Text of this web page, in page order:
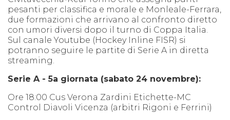
pesanti per classifica e morale e Monleale-Ferrara,
due formazioni che arrivano al confronto diretto
con umori diversi dopo il turno di Coppa Italia.
Sul canale Youtube (Hockey Inline FISR) si
potranno seguire le partite di Serie A in diretta
streaming.
Serie A - 5a giornata (sabato 24 novembre):
Ore 18:00 Cus Verona Zardini Etichette-MC
Control Diavoli Vicenza (arbitri Rigoni e Ferrini)